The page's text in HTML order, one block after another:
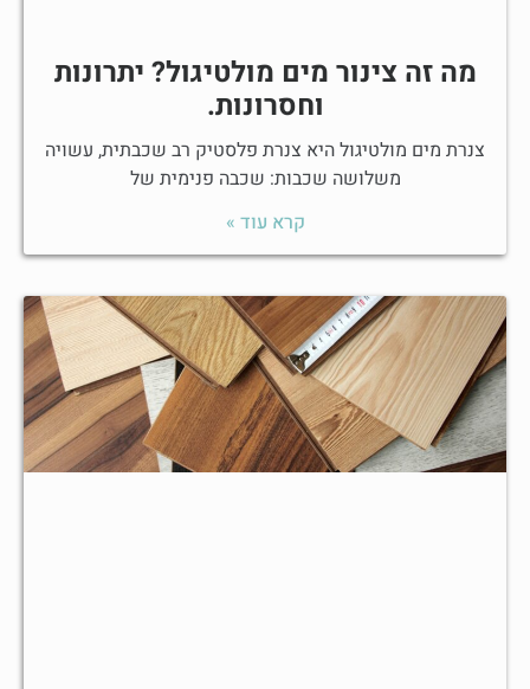
מה זה צינור מים מולטיגול? יתרונות
וחסרונות.
צנרת מים מולטיגול היא צנרת פלסטיק רב שכבתית, עשויה
משלושה שכבות: שכבה פנימית של
קרא עוד »